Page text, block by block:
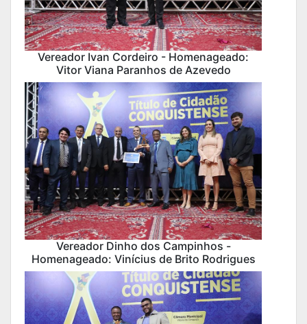
Vereador Ivan Cordeiro - Homenageado:
Vitor Viana Paranhos de Azevedo
Vereador Dinho dos Campinhos -
Homenageado: Vinícius de Brito Rodrigues